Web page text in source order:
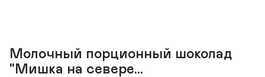
Молочный порционный шоколад
"Мишка на севере...